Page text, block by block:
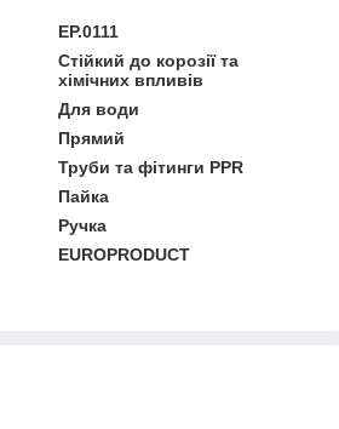
EP.0111
Стійкий до корозії та
хімічних впливів
Для води
Прямий
Труби та фітинги PPR
Пайка
Ручка
EUROPRODUCT